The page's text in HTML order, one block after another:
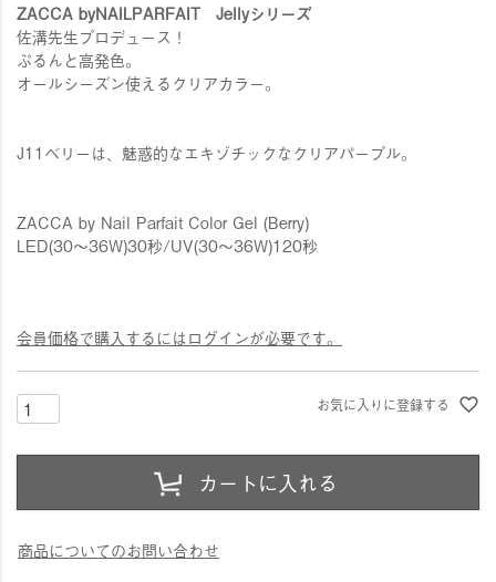
ZACCA byNAILPARFAIT Jellyシリーズ
佐溝先生プロデュース！
ぷるんと高発色。
オールシーズン使えるクリアカラー。
J11ベリーは、魅惑的なエキゾチックなクリアパープル。
ZACCA by Nail Parfait Color Gel (Berry)
LED(30〜36W)30秒/UV(30〜36W)120秒
会員価格で購入するにはログインが必要です。
お気に入りに登録する
カートに入れる
商品についてのお問い合わせ